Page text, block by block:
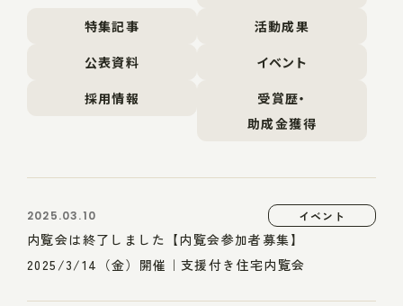
特集記事
活動成果
公表資料
イベント
採用情報
受賞歴・
助成金獲得
2025.03.10 イベント
内覧会は終了しました【内覧会参加者募集】
2025/3/14（金）開催｜支援付き住宅内覧会